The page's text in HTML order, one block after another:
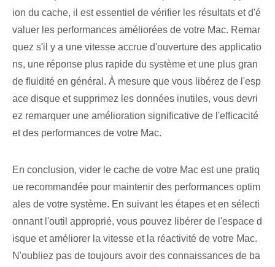
ion du cache, il est essentiel de vérifier les résultats et d'é
valuer les performances améliorées de votre Mac. Remar
quez s'il y a une vitesse accrue d'ouverture des applicatio
ns, une réponse plus rapide du système et une plus gran
de fluidité en général. À mesure que vous libérez de l'esp
ace disque et supprimez les données inutiles, vous devri
ez remarquer une amélioration significative de l'efficacité
et des performances de votre Mac.
En conclusion, vider le cache de votre Mac est une pratiq
ue recommandée pour maintenir des performances optim
ales de votre système. En suivant les étapes et en sélecti
onnant l'outil approprié, vous pouvez libérer de l'espace d
isque et améliorer la vitesse et la réactivité de votre Mac.
N'oubliez pas de toujours avoir des connaissances de ba